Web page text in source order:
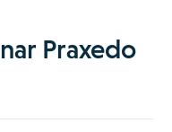
Praxedo